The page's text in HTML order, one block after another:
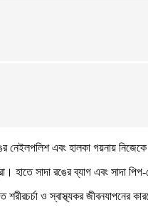
এবং হালকা গয়নায় নিজেকে
সাদা রঙের ব্যাগ এবং সাদা পিপ-
ও স্বাস্থ্যকর